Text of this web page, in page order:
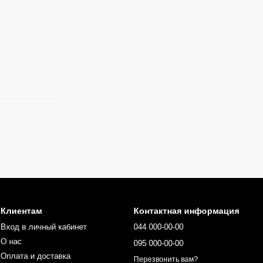
Клиентам
Вход в личный кабинет
О нас
Оплата и доставка
Контактная информация
044 000-00-00
095 000-00-00
Перезвонить вам?